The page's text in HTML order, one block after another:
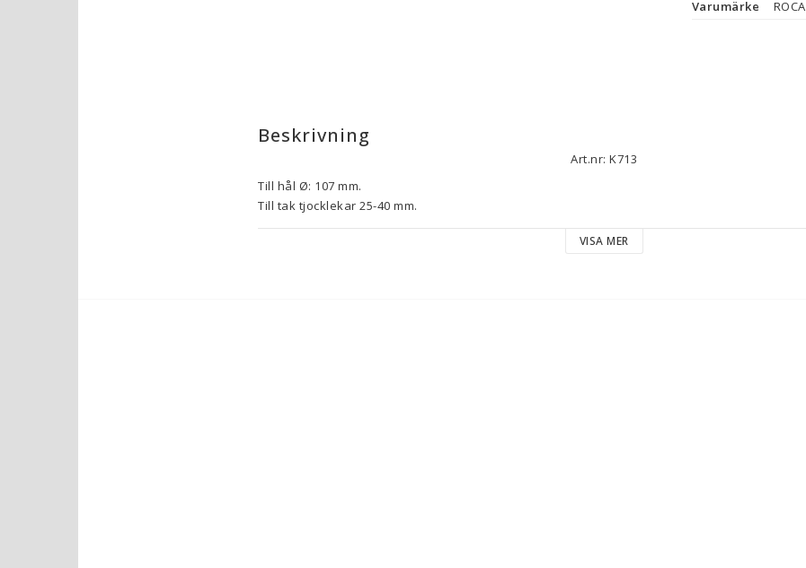
Varumärke
ROCA
Beskrivning
Art.nr: K713
Till hål Ø: 107 mm.
Till tak tjocklekar 25-40 mm.
Ifall taket är tunnare kan skyddsringar kapas till önskad höjd, använd då kortare skruv.
VISA MER